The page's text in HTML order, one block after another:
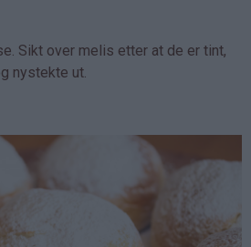
Sikt over melis etter at de er tint,
nystekte ut.